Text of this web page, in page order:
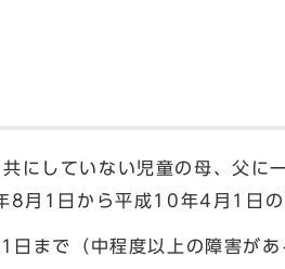
していない児童の母、父に
8月1日から平成10年4月1日の
で（中程度以上の障害があ